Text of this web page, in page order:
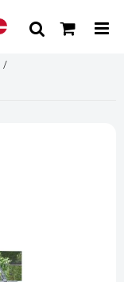
/